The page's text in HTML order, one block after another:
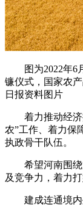
图为2022年6月
镰仪式，国家农
日报资料图片
着力推动经济
农”工作、着力保
执政骨干队伍。
希望河南围绕
及竞争力，着力打
建成连通境内